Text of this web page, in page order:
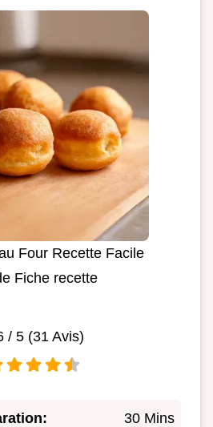
Four Recette Facile
Fiche recette
/ 5 (31 Avis)
30 Mins